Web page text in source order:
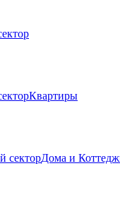
Квартиры
секторДома и